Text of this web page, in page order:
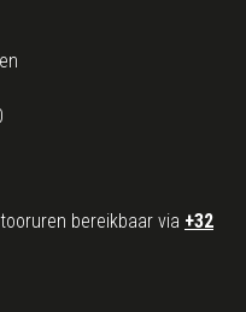
bereikbaar via +32